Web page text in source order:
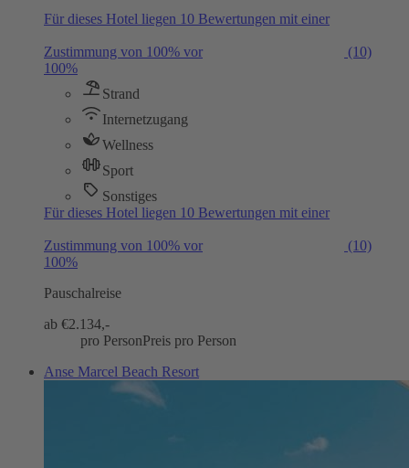
Für dieses Hotel liegen 10 Bewertungen mit einer
Zustimmung von 100% vor
(10)
100%
Strand
Internetzugang
Wellness
Sport
Sonstiges
Für dieses Hotel liegen 10 Bewertungen mit einer
Zustimmung von 100% vor
(10)
100%
Pauschalreise
ab €2.134,-
pro PersonPreis pro Person
Anse Marcel Beach Resort